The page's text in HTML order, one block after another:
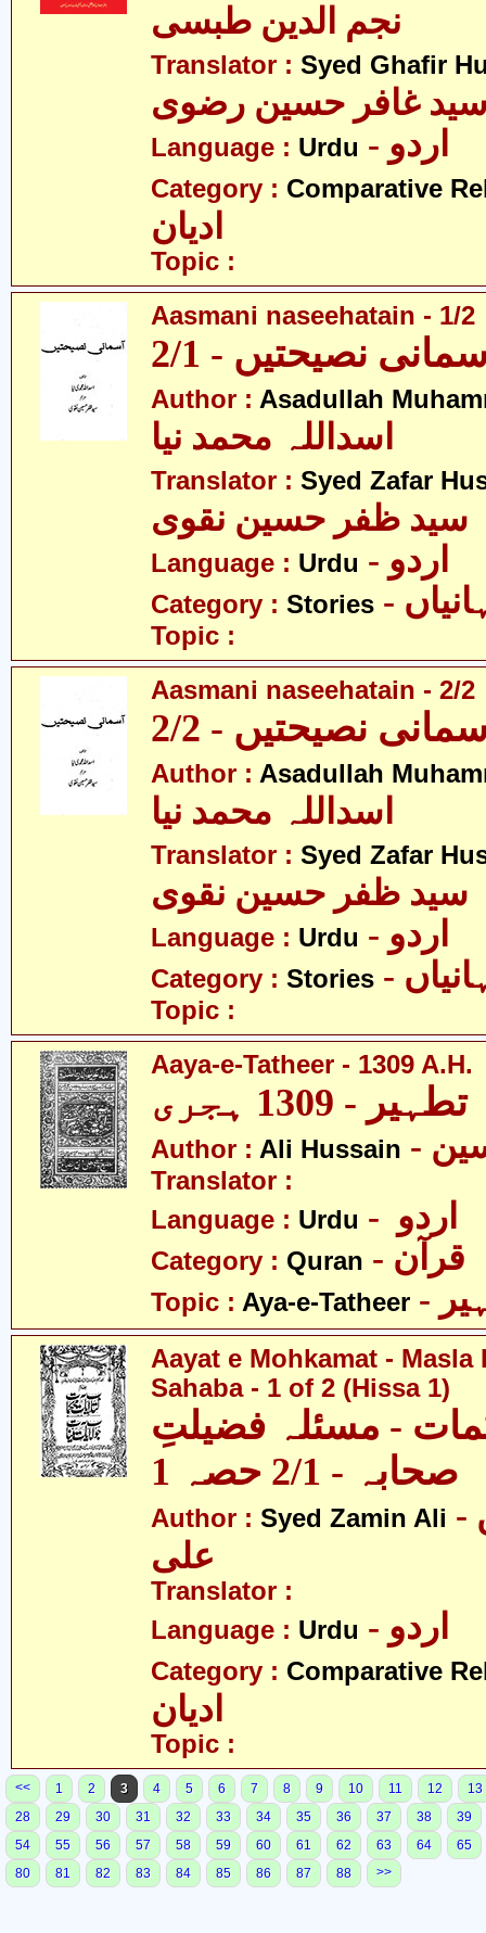
نجم الدین طبسی
Translator : Syed Ghafir
غافر حسین رضوی
Language : Urdu - اردو
Category : Comparative
ادیان
Topic :
Aasmani naseehatain - 1/2
نصیحتیں - 2/1
Author : Asadullah
اسداللہ محمد نیا
Translator : Syed Zafar
سید ظفر حسین نقوی
Language : Urdu - اردو
Category : Stories
Topic :
Aasmani naseehatain - 2/2
نصیحتیں - 2/2
Author : Asadullah
اسداللہ محمد نیا
Translator : Syed Zafar
سید ظفر حسین نقوی
Language : Urdu - اردو
Category : Stories
Topic :
Aaya-e-Tatheer - 1309 A.H.
Author : Ali Hussain
Translator :
Language : Urdu
Category : Quran - قرآن
Topic : Aya-e-Tatheer
Aayat e Mohkamat - Masla
Sahaba - 1 of 2 (Hissa 1)
- مسئلہ فضیلتِ
صحابہ - 2/1 حصہ 1
Author : Syed Zamin Ali - سید ضامن
علی
Translator :
Language : Urdu - اردو
Category : Comparative
ادیان
Topic :
<< 1 2 3 4 5 6 7 8 9 10 11 12
13
28
29 30 31 32 33 34 35 36 37 38
39
54
55 56 57 58 59 60 61 62 63 64
65
80
81 82 83 84 85 86 87 88 >>